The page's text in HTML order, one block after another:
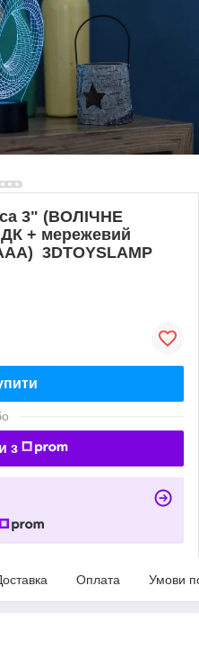
3" (ВОЛІЧНЕ
+ мережевий
3DTOYSLAMP
з
Оплата Умови